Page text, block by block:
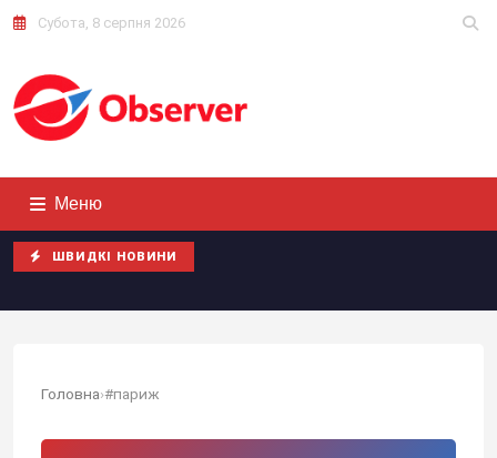
Субота, 8 серпня 2026
Меню
ШВИДКІ НОВИНИ
Головна›#париж